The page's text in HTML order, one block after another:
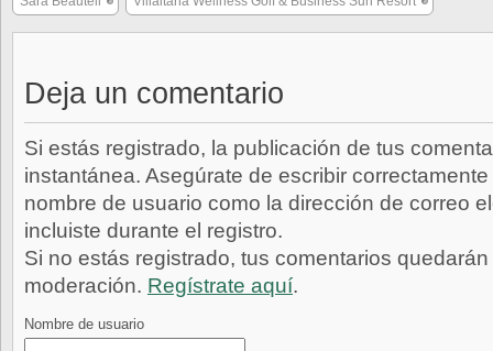
Deja un comentario
Si estás registrado, la publicación de tus
instantánea. Asegúrate de escribir
nombre de usuario como la dirección de correo
incluiste durante el registro.
Si no estás registrado, tus comentarios
moderación. Regístrate aquí.
Nombre de usuario